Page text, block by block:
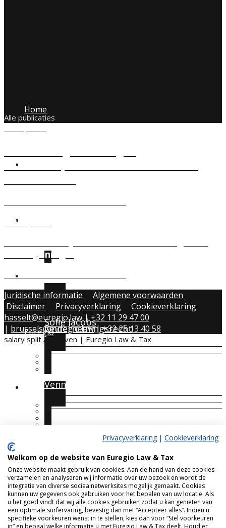
Home
Sofie Jacobs
Thomas Hermie
Bastien Koch
Ondernemingsrecht
Vennootschapsrecht
Fusies & Overnames (M&A)
Arbeidsrecht
Intellectueel eigendomsrecht (IP)
Tax
Vennootschapsbelasting
Internationale fiscaliteit
Vermogensbeheer
Euregio
Duitsland
Contact
Alle publicaties
aandachtspunten voor Nederlandse
SEP 18, 2019
183-dagenregel
GEPLAATST DOOR
Juridische informatie
Algemene voorwaarden
Disclaimer
Privacyverklaring
Cookieverklaring
hasselt@euregio.law | +32 11 29 47 00
| brussels@euregio.law|+32 25 13 40 58
salary split Archieven | Euregio Law & Tax
Privacyverklaring | Cookieverklaring
Welkom op de website van Euregio Law & Tax
Onze website maakt gebruik van cookies. Aan de hand van deze cookies
verzamelen en analyseren wij informatie over uw bezoek en wordt de
integratie van diverse sociaalnetwerksites mogelijk gemaakt. Cookies
kunnen uw gegevens ook gebruiken voor het bepalen van uw locatie. Als
u het goed vindt dat wij alle cookies gebruiken zodat u kan genieten van
een optimale surfervaring, bevestig dan met “Accepteer alles”. Indien u
specifieke voorkeuren wenst in te stellen, kies dan voor “Stel voorkeuren
in” en bepaal welke informatie u met Euregio Law & Tax deelt. Houd er